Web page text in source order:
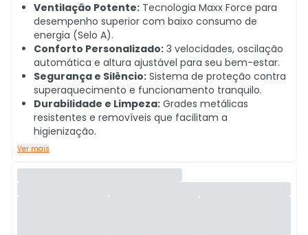
Ventilação Potente: Tecnologia Maxx Force para
desempenho superior com baixo consumo de
energia (Selo A).
Conforto Personalizado: 3 velocidades, oscilação
automática e altura ajustável para seu bem-estar.
Segurança e Silêncio: Sistema de proteção contra
superaquecimento e funcionamento tranquilo.
Durabilidade e Limpeza: Grades metálicas
resistentes e removíveis que facilitam a
higienização.
Ver mais